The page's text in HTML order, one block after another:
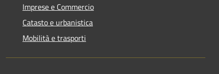
Imprese e Commercio
Catasto e urbanistica
Mobilità e trasporti